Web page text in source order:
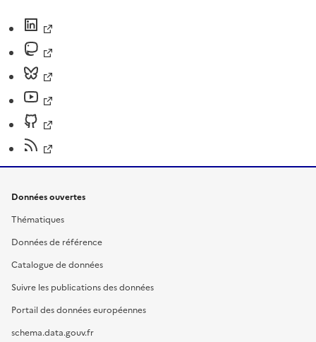
Données ouvertes
Thématiques
Données de référence
Catalogue de données
Suivre les publications des données
Portail des données européennes
schema.data.gouv.fr